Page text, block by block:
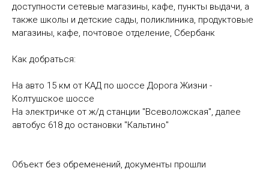
доступности сетевые магазины, кафе, пункты выдачи, а
также школы и детские сады, поликлиника, продуктовые
магазины, кафе, почтовое отделение, Сбербанк
Как добраться:
На авто 15 км от КАД по шоссе Дорога Жизни -
Колтушское шоссе
На электричке от ж/д станции "Всеволожская", далее
автобус 618 до остановки "Кальтино"
Объект без обременений, документы прошли